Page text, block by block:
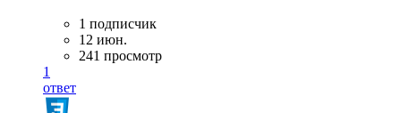
1 подписчик
12 июн.
241 просмотр
1
ответ